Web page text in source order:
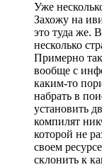
Уже
Захожу на
это туда же.
несколько
Примерно
вообще с
каким-то
набрать в
установить
компилят
которой не
своем
склонить к